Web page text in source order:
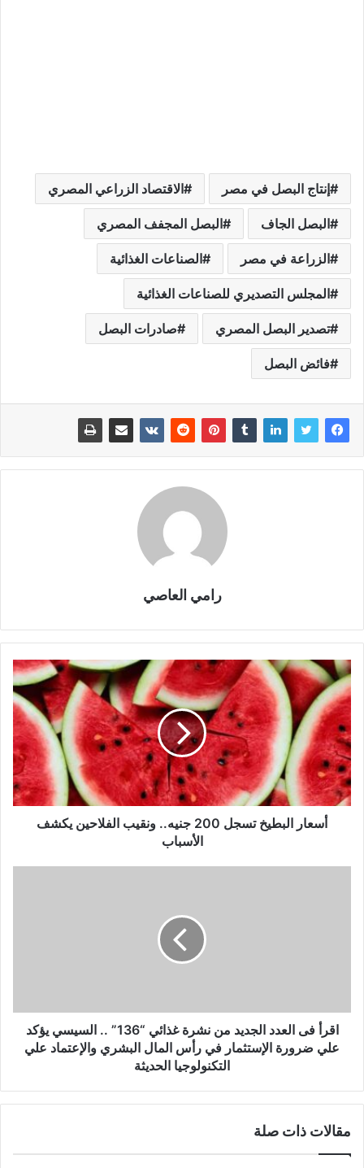
إنتاج البصل في مصر الاقتصاد الزراعي المصري
البصل الجاف البصل المجفف المصري
الزراعة في مصر الصناعات الغذائية
المجلس التصديري للصناعات الغذائية
تصدير البصل المصري صادرات البصل
فائض البصل
رامي العاصي
أسعار البطيخ تسجل 200 جنيه.. ونقيب الفلاحين يكشف
الأسباب
اقرأ فى العدد الجديد من نشرة غذائي “136” .. السيسي يؤكد
علي ضرورة الإستثمار في رأس المال البشري والإعتماد علي
التكنولوجيا الحديثة
مقالات ذات صلة